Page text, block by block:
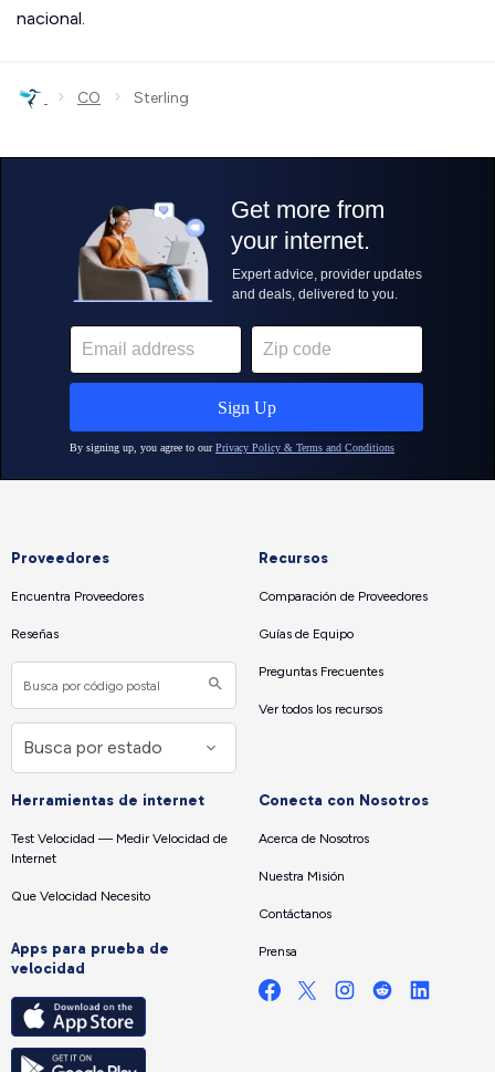
nacional.
› CO › Sterling
Proveedores
Encuentra Proveedores
Reseñas
Recursos
Comparación de Proveedores
Guías de Equipo
Preguntas Frecuentes
Ver todos los recursos
Herramientas de internet
Test Velocidad — Medir Velocidad de
Internet
Que Velocidad Necesito
Apps para prueba de
velocidad
Conecta con Nosotros
Acerca de Nosotros
Nuestra Misión
Contáctanos
Prensa